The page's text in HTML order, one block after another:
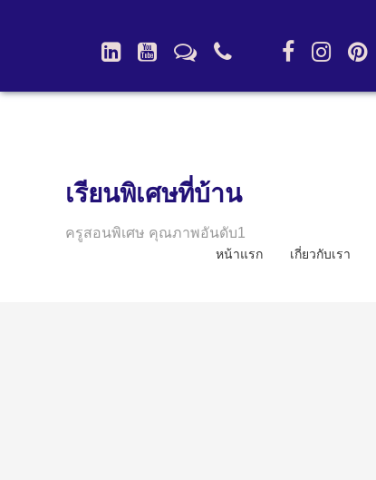
เรียนพิเศษที่บ้าน
ครูสอนพิเศษ คุณภาพอันดับ1
หน้าแรก เกี่ยวกับเรา